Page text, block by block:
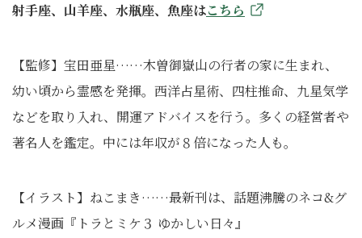
射手座、山羊座、水瓶座、魚座はこちら
【監修】宝田亜星……木曽御嶽山の行者の家に生まれ、
幼い頃から霊感を発揮。西洋占星術、四柱推命、九星気学
などを取り入れ、開運アドバイスを行う。多くの経営者や
著名人を鑑定。中には年収が８倍になった人も。
【イラスト】ねこまき……最新刊は、話題沸騰のネコ&グ
ルメ漫画『トラとミケ３ ゆかしい日々』